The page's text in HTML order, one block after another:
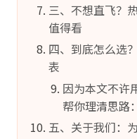
三、不想直飞？
值得看
四、到底怎么选
表
因为本文不许
帮你理清思路：
五、关于我们：